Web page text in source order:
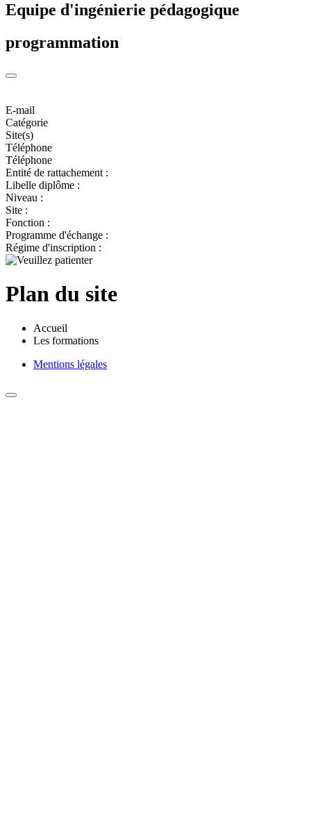
Equipe d'ingénierie pédagogique
programmation
E-mail
Catégorie
Site(s)
Téléphone
Téléphone
Entité de rattachement :
Libelle diplôme :
Niveau :
Site :
Fonction :
Programme d'échange :
Régime d'inscription :
Plan du site
Accueil
Les formations
Mentions légales